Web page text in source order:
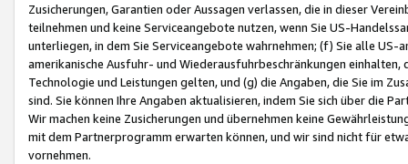
Zusicherungen, Garantien oder Aussagen verlassen, die in dieser
teilnehmen und keine Serviceangebote nutzen, wenn Sie US-
unterliegen, in dem Sie Serviceangebote wahrnehmen; (f) Sie alle
amerikanische Ausfuhr- und Wiederausfuhrbeschränkungen
Technologie und Leistungen gelten, und (g) die Angaben, die Sie im
sind. Sie können Ihre Angaben aktualisieren, indem Sie sich über die
Wir machen keine Zusicherungen und übernehmen keine
mit dem Partnerprogramm erwarten können, und wir sind nicht für
vornehmen.